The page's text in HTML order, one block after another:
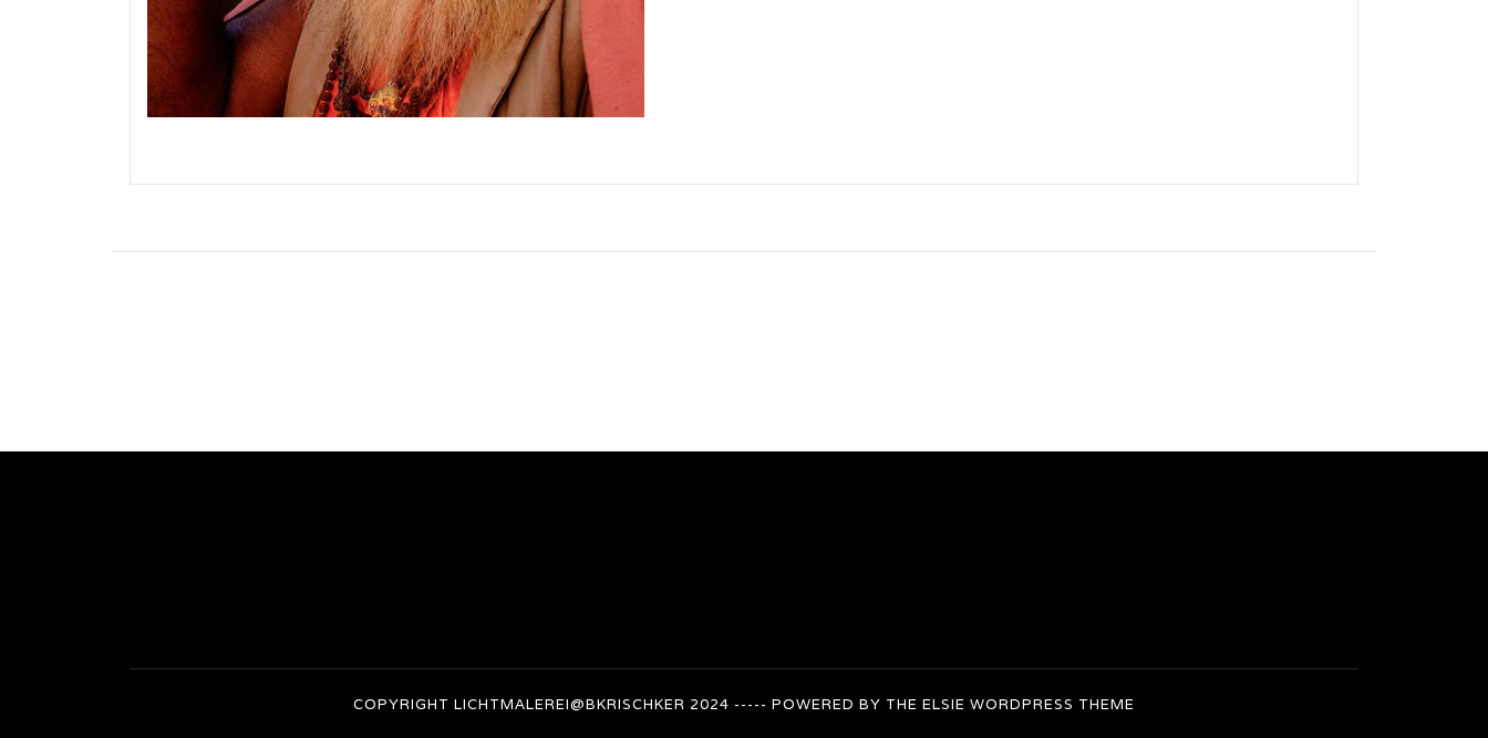
COPYRIGHT LICHTMALEREI@BKRISCHKER 2024 ----- POWERED BY THE ELSIE WORDPRESS THEME